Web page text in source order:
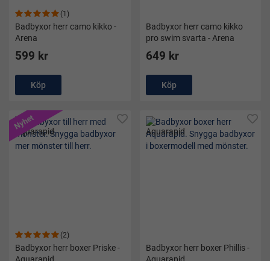
(1)
Badbyxor herr camo kikko -
Arena
599 kr
Köp
Badbyxor herr camo kikko
pro swim svarta - Arena
649 kr
Köp
(2)
Badbyxor herr boxer Priske -
Nyhet
Badbyxor herr boxer Phillis -